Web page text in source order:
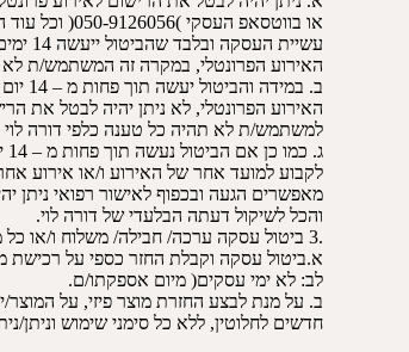
או בווטסאפ העסקי )050-9126056( וכל עוד ההודעה ניתנה לדורה לוי בתוך 14 ימי עסקים מיום
עשיית העסקה ובלבד שהביטול ייעשה 14 ימים שאינם ימי מנוחה לפחות, קודם למועד תחילת
האירוע הפרונטלי, במקרה זה המשתמש/ת לא
ב. במידה והביטול יעשה תוך פחות מ – 14 יום שאינם ימי מנוחה )ימי עסקים( לפני תחילת מועד
האירוע הפרונטלי, לא ניתן יהיה לבטל את
למשתמש/ת לא תהיה כל טענה כלפי דורה לוי
ג. כמו כן אם הביטול נעשה תוך פחות מ – 14 יום לפני תחילת מועד האירוע הפרונטלי לא ניתן יהיה
לקבוע למועד אחר של האירוע ו/או אירוע
מאפשרים הגעה ובכפוף לאישור רפואי ניתן
והכל לשיקול דעתה הבלעדי של דורה לוי.
.3 ביטול עסקה ערכה/ חבילה/ משלוח ו/או כל מוצר פיזי אחר:
א.ביטול עסקה וקבלת החזר כספי על רכישת מוצר פיזי
לב: לא ימי עסקים( מיום אספקתו/ם.
ב. על מנת לבצע החזרת מוצר פיזי, על המוצר/
חדשים לחלוטין, ללא כל סימני שימוש וניתן/